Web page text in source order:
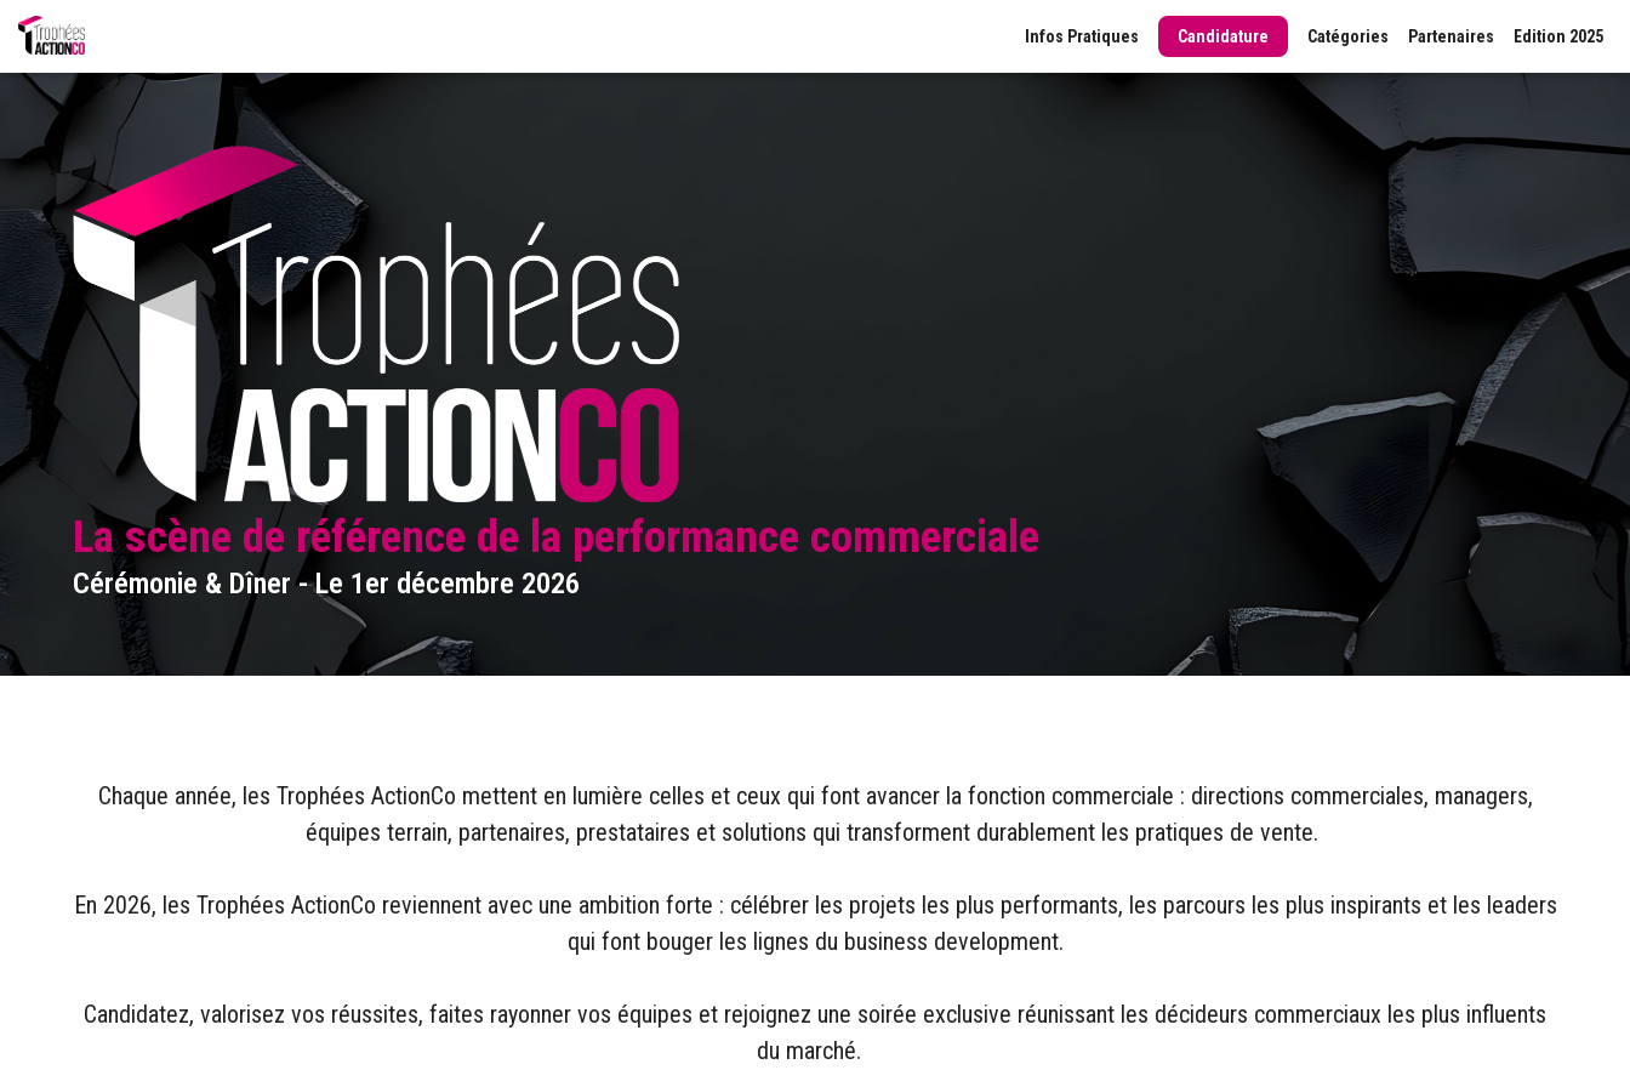
Infos Pratiques Candidature Catégories Partenaires Edition 2025
La scène de référence de la performance commerciale
Cérémonie & Dîner - Le 1er décembre 2026
Chaque année, les Trophées ActionCo mettent en lumière celles et ceux qui font avancer la fonction commerciale : directions commerciales, managers,
équipes terrain, partenaires, prestataires et solutions qui transforment durablement les pratiques de vente.
En 2026, les Trophées ActionCo reviennent avec une ambition forte : célébrer les projets les plus performants, les parcours les plus inspirants et les leaders
qui font bouger les lignes du business development.
Candidatez, valorisez vos réussites, faites rayonner vos équipes et rejoignez une soirée exclusive réunissant les décideurs commerciaux les plus influents
du marché.